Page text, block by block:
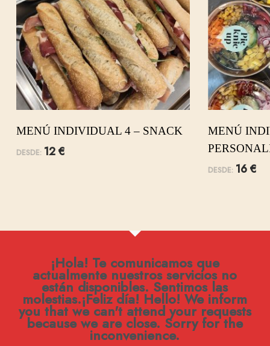
MENÚ INDIVIDUAL 4 – SNACK
DESDE: 12€
MENÚ
DESDE: 16€
¡Hola! Te comunicamos que
actualmente nuestros servicios no
están disponibles. Sentimos las
molestias.¡Feliz día! Hello! We inform
you that we can't attend your requests
because we are close. Sorry for the
inconvenience.